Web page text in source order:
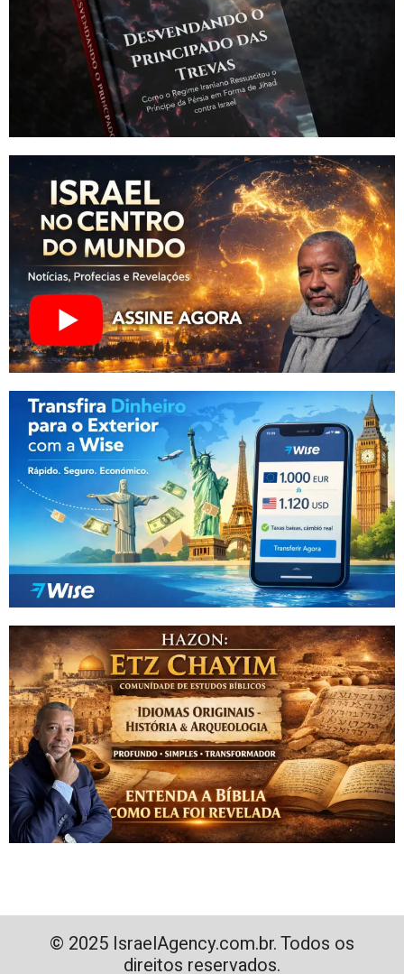
© 2025 IsraelAgency.com.br. Todos os
direitos reservados.